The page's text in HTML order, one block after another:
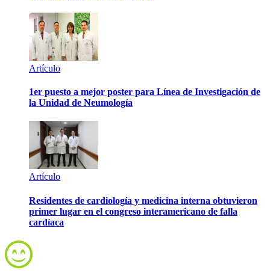
Artículo
1er puesto a mejor poster para Línea de Investigación de
la Unidad de Neumología
Artículo
Residentes de cardiología y medicina interna obtuvieron
primer lugar en el congreso interamericano de falla
cardíaca